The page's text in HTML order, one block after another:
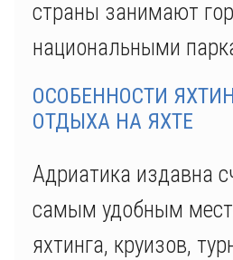
страны занимают
национальными
ОСОБЕННОСТИ
ОТДЫХА НА ЯХТЕ
Адриатика издавна
самым удобным
яхтинга, круизов,